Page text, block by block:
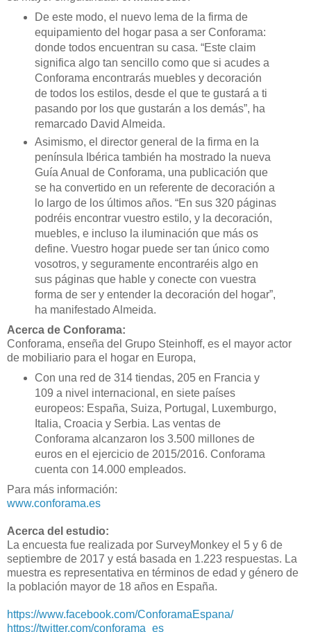
De este modo, el nuevo lema de la firma de
equipamiento del hogar pasa a ser Conforama:
donde todos encuentran su casa. “Este claim
significa algo tan sencillo como que si acudes a
Conforama encontrarás muebles y decoración
de todos los estilos, desde el que te gustará a ti
pasando por los que gustarán a los demás”, ha
remarcado David Almeida.
Asimismo, el director general de la firma en la
península Ibérica también ha mostrado la nueva
Guía Anual de Conforama, una publicación que
se ha convertido en un referente de decoración a
lo largo de los últimos años. “En sus 320 páginas
podréis encontrar vuestro estilo, y la decoración,
muebles, e incluso la iluminación que más os
define. Vuestro hogar puede ser tan único como
vosotros, y seguramente encontraréis algo en
sus páginas que hable y conecte con vuestra
forma de ser y entender la decoración del hogar”,
ha manifestado Almeida.
Acerca de Conforama:
Conforama, enseña del Grupo Steinhoff, es el mayor actor
de mobiliario para el hogar en Europa,
Con una red de 314 tiendas, 205 en Francia y
109 a nivel internacional, en siete países
europeos: España, Suiza, Portugal, Luxemburgo,
Italia, Croacia y Serbia. Las ventas de
Conforama alcanzaron los 3.500 millones de
euros en el ejercicio de 2015/2016. Conforama
cuenta con 14.000 empleados.
Para más información:
www.conforama.es
Acerca del estudio:
La encuesta fue realizada por SurveyMonkey el 5 y 6 de
septiembre de 2017 y está basada en 1.223 respuestas. La
muestra es representativa en términos de edad y género de
la población mayor de 18 años en España.
https://www.facebook.com/ConforamaEspana/
https://twitter.com/conforama_es